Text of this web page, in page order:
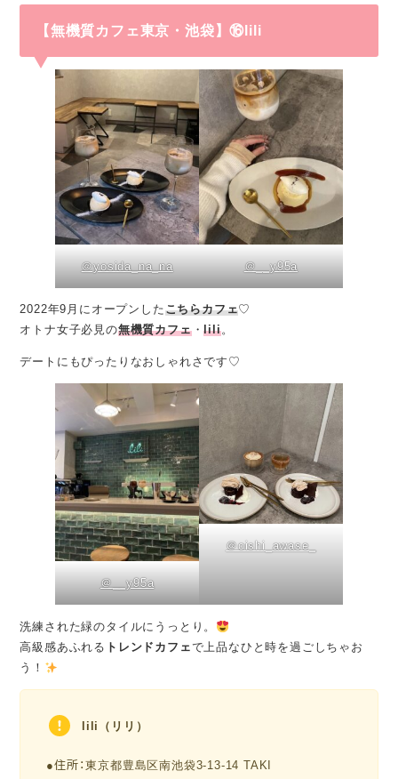
【無機質カフェ東京・池袋】⑯lili
＠yosida_na_na ＠__y95a
2022年9月にオープンしたこちらカフェ♡
オトナ女子必見の無機質カフェ・lili。
デートにもぴったりなおしゃれさです♡
＠__y95a
＠oishi_awase_
洗練された緑のタイルにうっとり。
高級感あふれる トレンドカフェで上品なひと時を過ごしちゃお
う！
lili（リリ）
●住所：東京都豊島区南池袋3-13-14 TAKI